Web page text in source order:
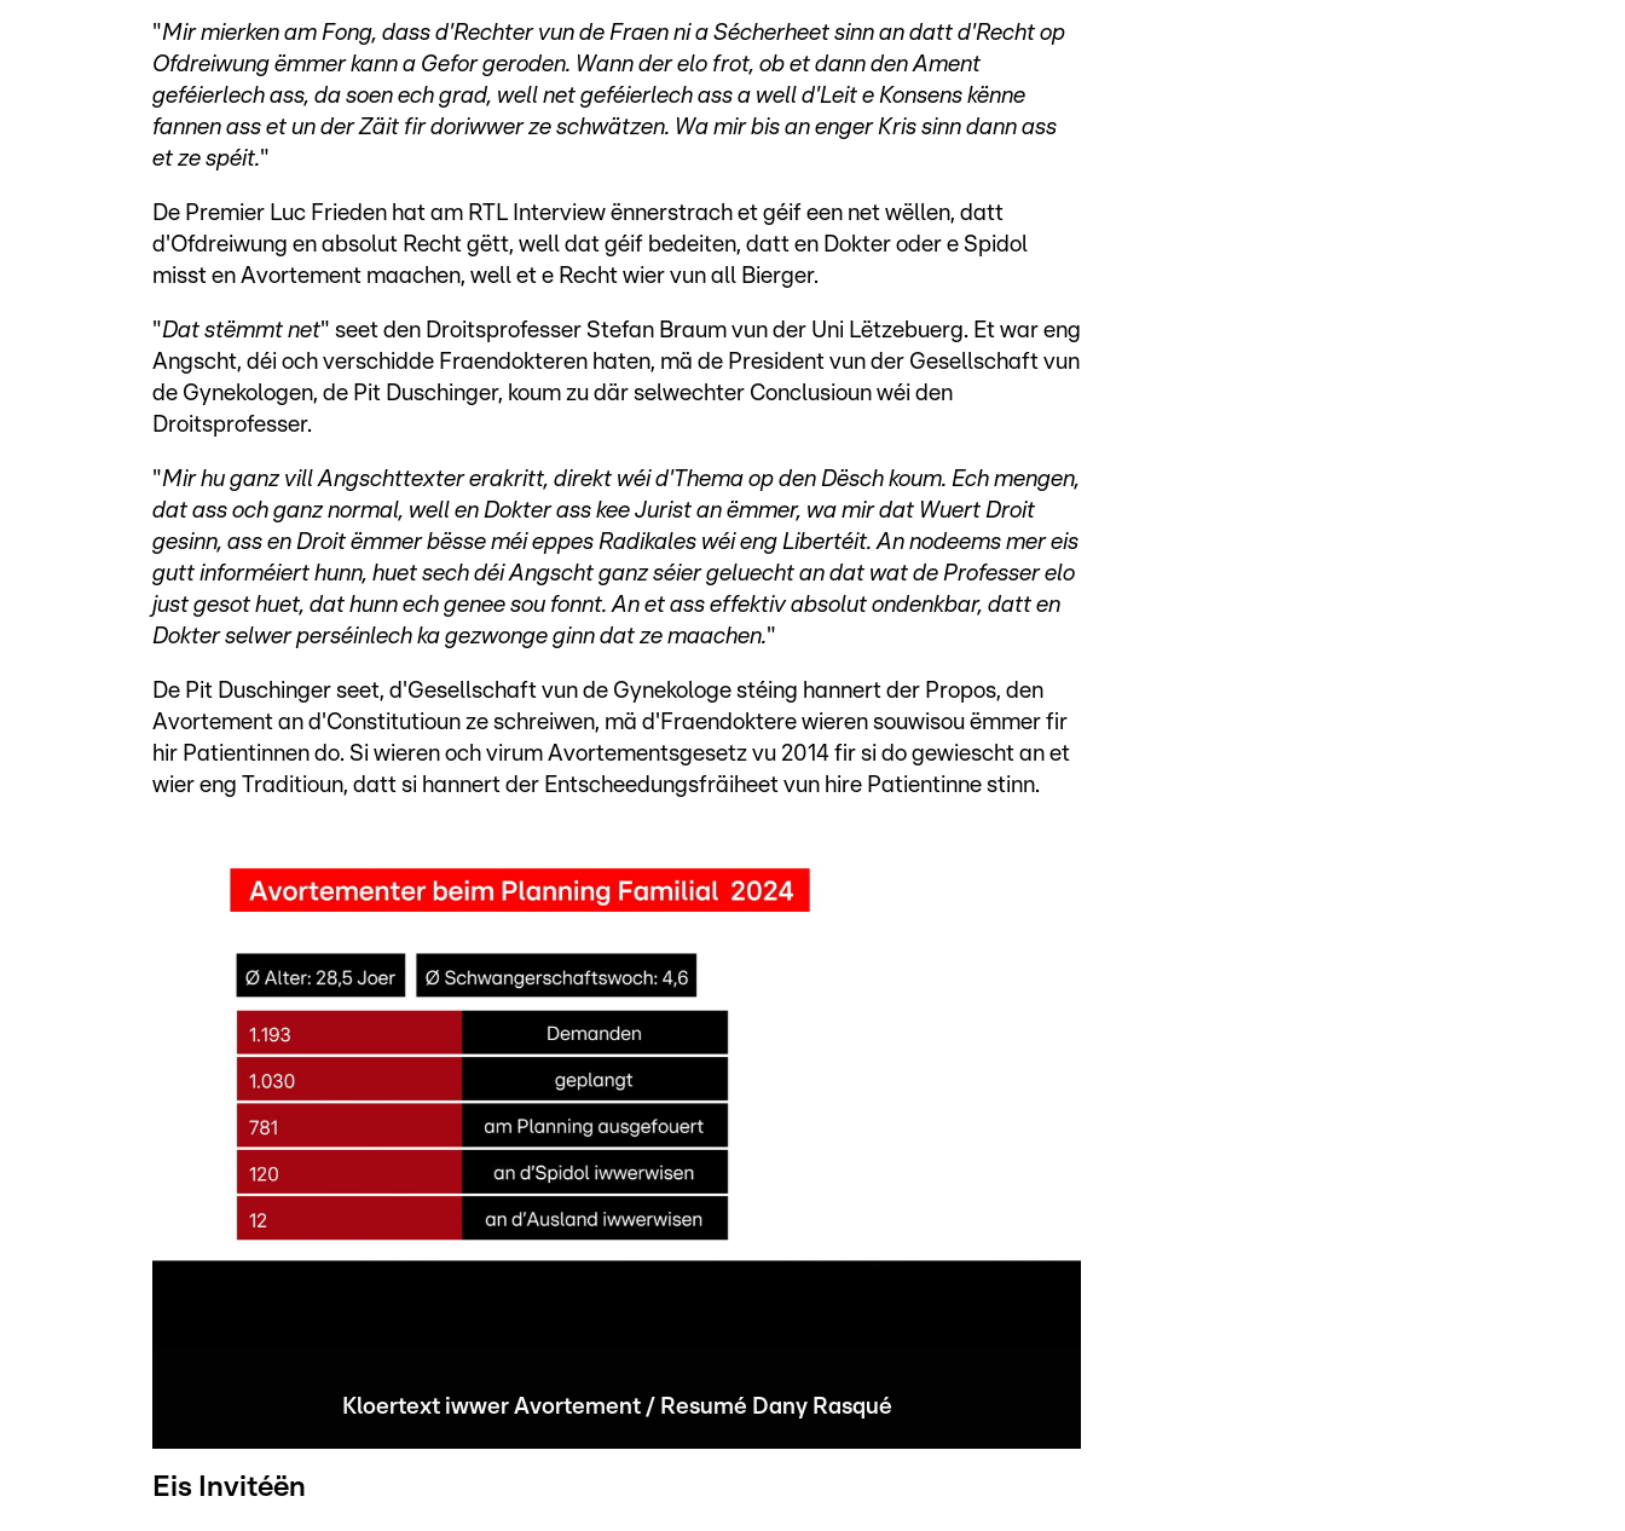
"Mir mierken am Fong, dass d'Rechter vun de Fraen ni a Sécherheet sinn an datt d'Recht op
Ofdreiwung ëmmer kann a Gefor geroden. Wann der elo frot, ob et dann den Ament
geféierlech ass, da soen ech grad, well net geféierlech ass a well d'Leit e Konsens kënne
fannen ass et un der Zäit fir doriwwer ze schwätzen. Wa mir bis an enger Kris sinn dann ass
et ze spéit."
De Premier Luc Frieden hat am RTL Interview ënnerstrach et géif een net wëllen, datt
d'Ofdreiwung en absolut Recht gëtt, well dat géif bedeiten, datt en Dokter oder e Spidol
misst en Avortement maachen, well et e Recht wier vun all Bierger.
"Dat stëmmt net" seet den Droitsprofesser Stefan Braum vun der Uni Lëtzebuerg. Et war eng
Angscht, déi och verschidde Fraendokteren haten, mä de President vun der Gesellschaft vun
de Gynekologen, de Pit Duschinger, koum zu där selwechter Conclusioun wéi den
Droitsprofesser.
"Mir hu ganz vill Angschttexter erakritt, direkt wéi d'Thema op den Dësch koum. Ech mengen,
dat ass och ganz normal, well en Dokter ass kee Jurist an ëmmer, wa mir dat Wuert Droit
gesinn, ass en Droit ëmmer bësse méi eppes Radikales wéi eng Libertéit. An nodeems mer eis
gutt informéiert hunn, huet sech déi Angscht ganz séier geluecht an dat wat de Professer elo
just gesot huet, dat hunn ech genee sou fonnt. An et ass effektiv absolut ondenkbar, datt en
Dokter selwer perséinlech ka gezwonge ginn dat ze maachen."
De Pit Duschinger seet, d'Gesellschaft vun de Gynekologe stéing hannert der Propos, den
Avortement an d'Constitutioun ze schreiwen, mä d'Fraendoktere wieren souwisou ëmmer fir
hir Patientinnen do. Si wieren och virum Avortementsgesetz vu 2014 fir si do gewiescht an et
wier eng Traditioun, datt si hannert der Entscheedungsfräiheet vun hire Patientinne stinn.
Kloertext iwwer Avortement / Resumé Dany Rasqué
Eis Invitéën